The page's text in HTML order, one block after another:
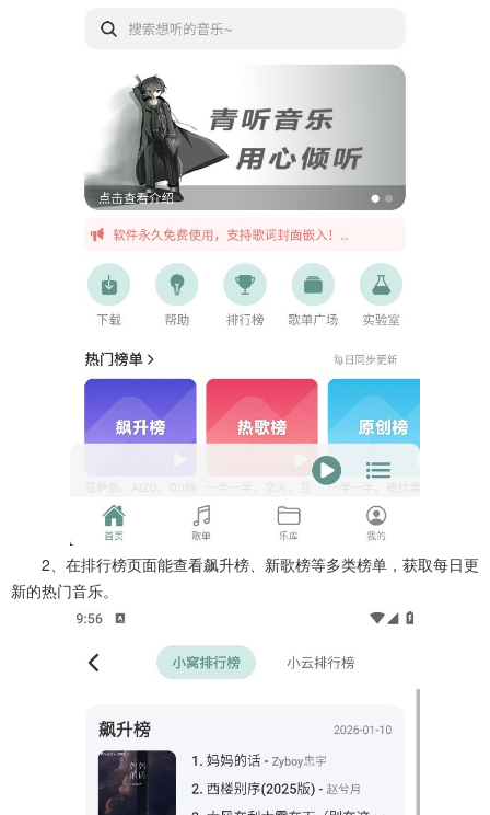
2、在排行榜页面能查看飙升榜、新歌榜等多类榜单，获取每日更
新的热门音乐。